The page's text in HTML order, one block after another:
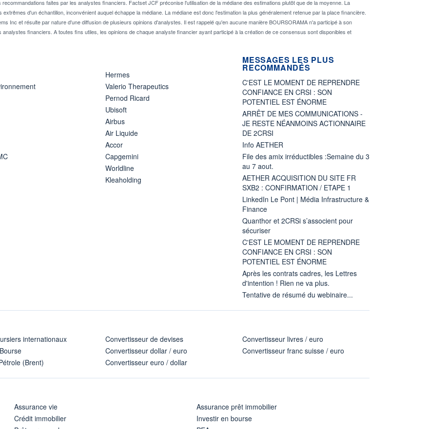
faites par les analystes financiers. Factset JCF préconise l'utilisation de la médiane des estimations plutôt que de la moyenne. La
d'un échantillon, inconvénient auquel échappe la médiane. La médiane est donc l'estimation la plus généralement retenue par la place financière.
Inc et résulte par nature d'une diffusion de plusieurs opinions d'analystes. Il est rappelé qu'en aucune manière BOURSORAMA n'a participé à son
financiers. A toutes fins utiles, les opinions de chaque analyste financier ayant participé à la création de ce consensus sont disponibles et
Hermes
Valerio Therapeutics
Pernod Ricard
Ubisoft
Airbus
Air Liquide
Accor
Capgemini
Worldline
Kleaholding
MESSAGES LES PLUS
RECOMMANDÉS
C'EST LE MOMENT DE REPRENDRE
CONFIANCE EN CRSI : SON
POTENTIEL EST ÉNORME
ARRÊT DE MES COMMUNICATIONS -
JE RESTE NÉANMOINS ACTIONNAIRE
DE 2CRSI
Info AETHER
File des amix irréductibles :Semaine du 3
au 7 aout.
AETHER ACQUISITION DU SITE FR
SXB2 : CONFIRMATION / ETAPE 1
LinkedIn Le Pont | Média Infrastructure &
Finance
Quanthor et 2CRSi s’associent pour
sécuriser
C'EST LE MOMENT DE REPRENDRE
CONFIANCE EN CRSI : SON
POTENTIEL EST ÉNORME
Après les contrats cadres, les Lettres
d'intention ! Rien ne va plus.
Tentative de résumé du webinaire...
internationaux
(Brent)
Convertisseur de devises
Convertisseur dollar / euro
Convertisseur euro / dollar
Convertisseur livres / euro
Convertisseur franc suisse / euro
Assurance vie
Crédit immobilier
Assurance prêt immobilier
Investir en bourse